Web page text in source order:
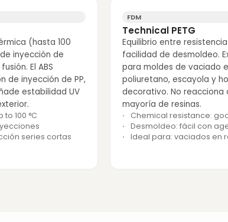
(hasta 100
inyección de
El ABS
de inyección de PP,
estabilidad UV
100 °C
series cortas
FDM
Technical PETG
Equilibrio entre
facilidad de desmoldeo.
para moldes de vaciado
poliuretano, escayola y
decorativo. No reacciona
mayoría de resinas.
Chemical resistance:
Desmoldeo: fácil con
Ideal para: vaciados en